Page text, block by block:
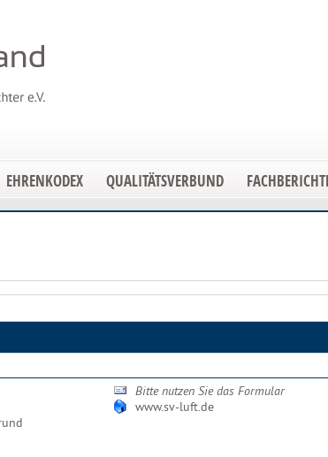
EHRENKODEX QUALITÄTSVERBUND
Bitte nutzen Sie das Formular
www.sv-luft.de